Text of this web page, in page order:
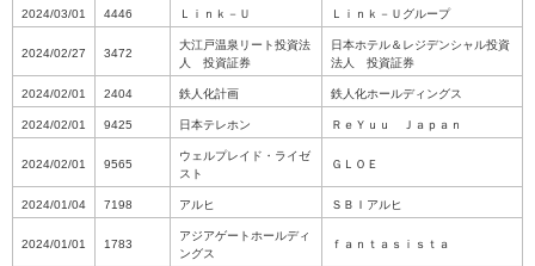
2024/03/01 4446 Ｌｉｎｋ－Ｕ Ｌｉｎｋ－Ｕグループ
2024/02/27 3472
大江戸温泉リート投資法
人 投資証券
日本ホテル＆レジデンシャル投資
法人 投資証券
2024/02/01 2404 鉄人化計画 鉄人化ホールディングス
2024/02/01 9425 日本テレホン ＲｅＹｕｕ Ｊａｐａｎ
2024/02/01 9565
ウェルプレイド・ライゼ
スト
ＧＬＯＥ
2024/01/04 7198 アルヒ ＳＢＩアルヒ
2024/01/01 1783
アジアゲートホールディ
ングス
ｆａｎｔａｓｉｓｔａ